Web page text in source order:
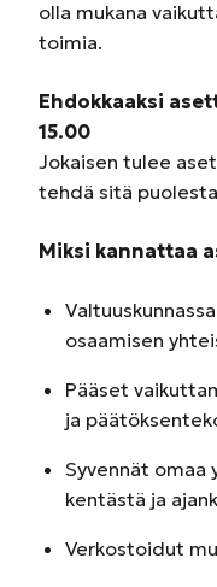
olla mukana
toimia.
Ehdokkaaksi
15.00
Jokaisen tulee
tehdä sitä
Miksi kannattaa
osaamisen
Pääset
ja
Syvennät omaa
kentästä ja
Verkostoidut